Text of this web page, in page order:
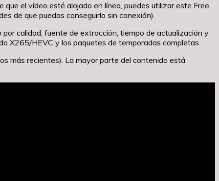
el vídeo esté alojado en línea, puedes utilizar este Free
de que puedas conseguirlo sin conexión).
calidad, fuente de extracción, tiempo de actualización y
X265/HEVC y los paquetes de temporadas completas.
más recientes). La mayor parte del contenido está